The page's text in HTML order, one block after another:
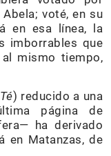
voté, en su
en esa línea, la
imborrables que
al mismo tiempo,
) reducido a una
página de
ha derivado
en Matanzas, de